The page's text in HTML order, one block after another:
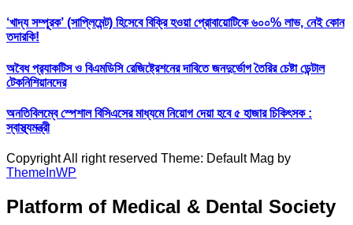
‘খাদ্য সম্পূরক’ (সাপ্লিমেন্ট) হিসেবে বিক্রি হওয়া প্রোবায়োটিকে ৬০০% লাভ, নেই কোন
তদারকি!
অবৈধ প্র‍্যাকটিস ও বিএমডিসি রেজিষ্ট্রেশনের দাবিতে জনদুর্ভোগ তৈরির চেষ্টা ডেন্টাল
টেকনিশিয়ানদের
অনতিবিলম্বে স্পেশাল বিসিএসের মাধ্যমে নিয়োগ দেয়া হবে ৫ হাজার চিকিৎসক :
স্বাস্থ্যমন্ত্রী
Copyright All right reserved Theme: Default Mag by
ThemeInWP
Platform of Medical & Dental Society